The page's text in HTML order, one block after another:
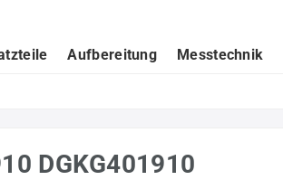
Aufbereitung Messtechnik
DGKG401910